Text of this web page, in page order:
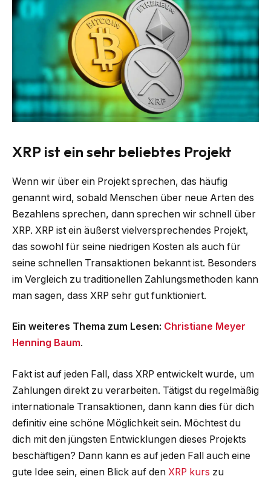
XRP ist ein sehr beliebtes Projekt
Wenn wir über ein Projekt sprechen, das häufig
genannt wird, sobald Menschen über neue Arten des
Bezahlens sprechen, dann sprechen wir schnell über
XRP. XRP ist ein äußerst vielversprechendes Projekt,
das sowohl für seine niedrigen Kosten als auch für
seine schnellen Transaktionen bekannt ist. Besonders
im Vergleich zu traditionellen Zahlungsmethoden kann
man sagen, dass XRP sehr gut funktioniert.
Ein weiteres Thema zum Lesen: Christiane Meyer
Henning Baum.
Fakt ist auf jeden Fall, dass XRP entwickelt wurde, um
Zahlungen direkt zu verarbeiten. Tätigst du regelmäßig
internationale Transaktionen, dann kann dies für dich
definitiv eine schöne Möglichkeit sein. Möchtest du
dich mit den jüngsten Entwicklungen dieses Projekts
beschäftigen? Dann kann es auf jeden Fall auch eine
gute Idee sein, einen Blick auf den XRP kurs zu